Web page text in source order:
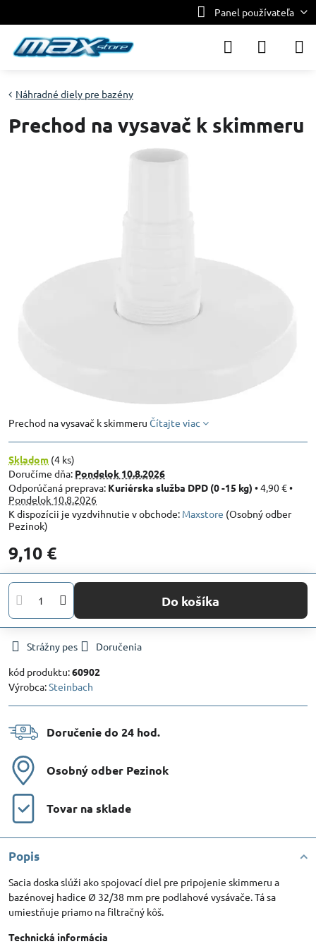
Panel používateľa
Náhradné diely pre bazény
Prechod na vysavač k skimmeru
Prechod na vysavač k skimmeru Čítajte viac
Skladom (4 ks)
Doručíme dňa: Pondelok 10.8.2026
Kuriérska služba DPD (0 -15 kg) •4,90 €•
Pondelok 10.8.2026
Maxstore (Osobný odber
Pezinok)
9,10 €
Do košíka
Strážny pes
Doručenia
kód produktu:60902
Výrobca:Steinbach
Doručenie do 24 hod​.
Osobný odber Pezinok
Tovar na sklade
Popis
Sacia doska slúži ako spojovací diel pre pripojenie skimmeru a
bazénovej hadice Ø 32/38 mm pre podlahové vysávače. Tá sa
umiestňuje priamo na filtračný kôš.
Technická informácia